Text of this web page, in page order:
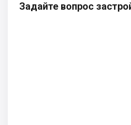
Задайте вопрос